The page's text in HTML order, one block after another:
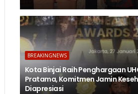
BREAKINGNEWS
Kota Binjai Raih Penghargaan
Pratama, Komitmen Jamin
Diapresiasi